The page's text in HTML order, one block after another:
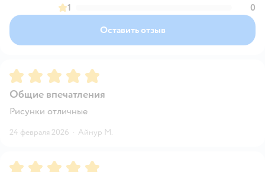
1
0
Оставить отзыв
Рейтинг:5
Общие впечатления
Рисунки отличные
24 февраля 2026 · Айнур М.
Рейтинг:5